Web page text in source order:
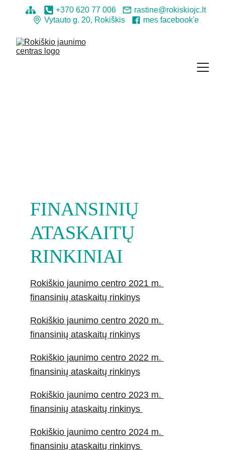
FINANSINIŲ
ATASKAITŲ
RINKINIAI
Rokiškio jaunimo centro 2021 m.
finansinių ataskaitų rinkinys
Rokiškio jaunimo centro 2020 m.
finansinių ataskaitų rinkinys
Rokiškio jaunimo centro 2022 m.
finansinių ataskaitų rinkinys
Rokiškio jaunimo centro 2023 m.
finansinių ataskaitų rinkinys
Rokiškio jaunimo centro 2024 m.
finansinių ataskaitų rinkinys
+370 620 77 006
rastine@rokiskiojc.lt
Vytauto g. 20, Rokiškis
mes facebook'e